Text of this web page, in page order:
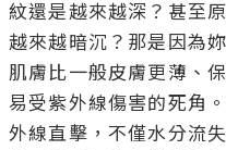
紋還是越來越深？甚至
越來越暗沉？那是因為
肌膚比一般皮膚更薄、
易受紫外線傷害的死角
外線直擊，不僅水分流